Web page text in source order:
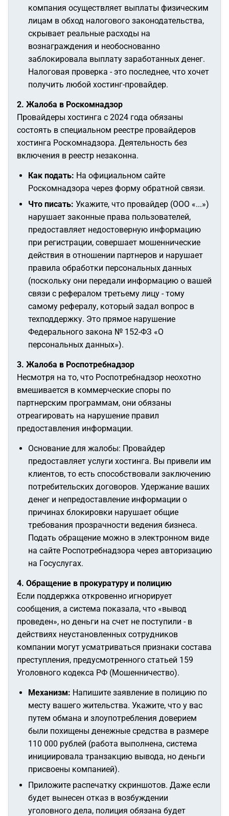
компания осуществляет выплаты физическим
лицам в обход налогового законодательства,
скрывает реальные расходы на
вознаграждения и необоснованно
заблокировала выплату заработанных денег.
Налоговая проверка - это последнее, что хочет
получить любой хостинг-провайдер.
2. Жалоба в Роскомнадзор
Провайдеры хостинга с 2024 года обязаны
состоять в специальном реестре провайдеров
хостинга Роскомнадзора. Деятельность без
включения в реестр незаконна.
Как подать: На официальном сайте
Роскомнадзора через форму обратной связи.
Что писать: Укажите, что провайдер (ООО «...»)
нарушает законные права пользователей,
предоставляет недостоверную информацию
при регистрации, совершает мошеннические
действия в отношении партнеров и нарушает
правила обработки персональных данных
(поскольку они передали информацию о вашей
связи с рефералом третьему лицу - тому
самому рефералу, который задал вопрос в
техподдержку. Это прямое нарушение
Федерального закона № 152-ФЗ «О
персональных данных»).
3. Жалоба в Роспотребнадзор
Несмотря на то, что Роспотребнадзор неохотно
вмешивается в коммерческие споры по
партнерским программам, они обязаны
отреагировать на нарушение правил
предоставления информации.
Основание для жалобы: Провайдер
предоставляет услуги хостинга. Вы привели им
клиентов, то есть способствовали заключению
потребительских договоров. Удержание ваших
денег и непредоставление информации о
причинах блокировки нарушает общие
требования прозрачности ведения бизнеса.
Подать обращение можно в электронном виде
на сайте Роспотребнадзора через авторизацию
на Госуслугах.
4. Обращение в прокуратуру и полицию
Если поддержка откровенно игнорирует
сообщения, а система показала, что «вывод
проведен», но деньги на счет не поступили - в
действиях неустановленных сотрудников
компании могут усматриваться признаки состава
преступления, предусмотренного статьей 159
Уголовного кодекса РФ (Мошенничество).
Механизм: Напишите заявление в полицию по
месту вашего жительства. Укажите, что у вас
путем обмана и злоупотребления доверием
были похищены денежные средства в размере
110 000 рублей (работа выполнена, система
инициировала транзакцию вывода, но деньги
присвоены компанией).
Приложите распечатку скриншотов. Даже если
будет вынесен отказ в возбуждении
уголовного дела, полиция обязана будет